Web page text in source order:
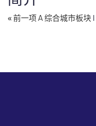
«前一项 A 综合城市板块|